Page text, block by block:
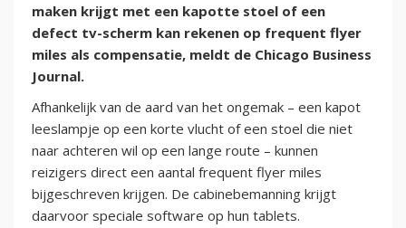
maken krijgt met een kapotte stoel of een
defect tv-scherm kan rekenen op frequent flyer
miles als compensatie, meldt de Chicago Business
Journal.
Afhankelijk van de aard van het ongemak – een kapot
leeslampje op een korte vlucht of een stoel die niet
naar achteren wil op een lange route – kunnen
reizigers direct een aantal frequent flyer miles
bijgeschreven krijgen. De cabinebemanning krijgt
daarvoor speciale software op hun tablets.